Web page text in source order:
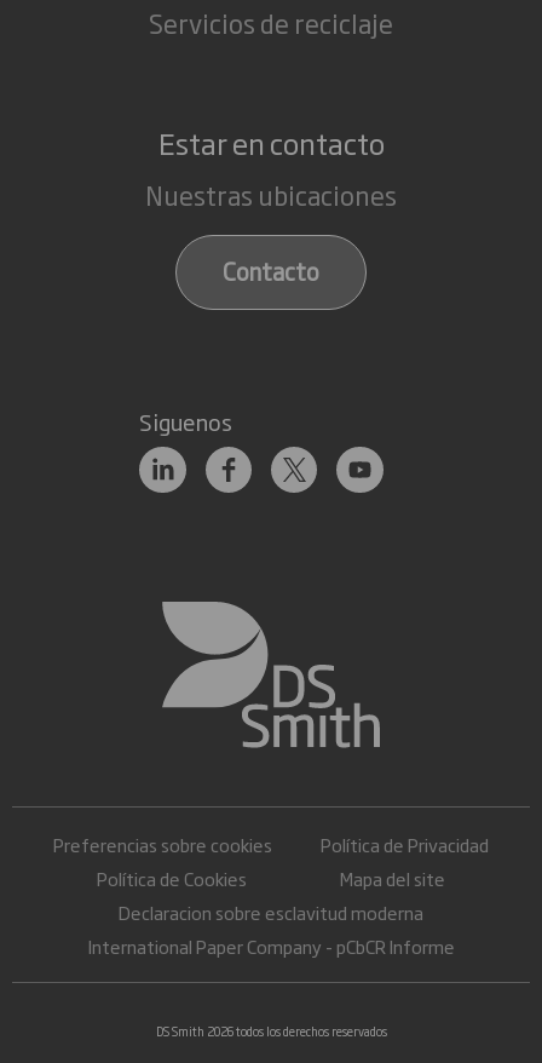
Servicios de reciclaje
Estar en contacto
Nuestras ubicaciones
Contacto
Siguenos
Preferencias sobre cookies
Política de Privacidad
Política de Cookies
Mapa del site
Declaracion sobre esclavitud moderna
International Paper Company - pCbCR Informe
DS Smith 2026 todos los derechos reservados